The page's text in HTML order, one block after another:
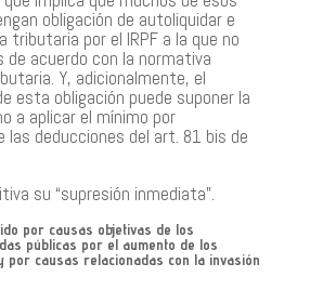
obligación de autoliquidar e
tributaria por el IRPF a la que no
de acuerdo con la normativa
Y, adicionalmente, el
esta obligación puede suponer la
a aplicar el mínimo por
las deducciones del art. 81 bis de
su “supresión inmediata”.
por causas objetivas de los
públicas por el aumento de los
por causas relacionadas con la invasión